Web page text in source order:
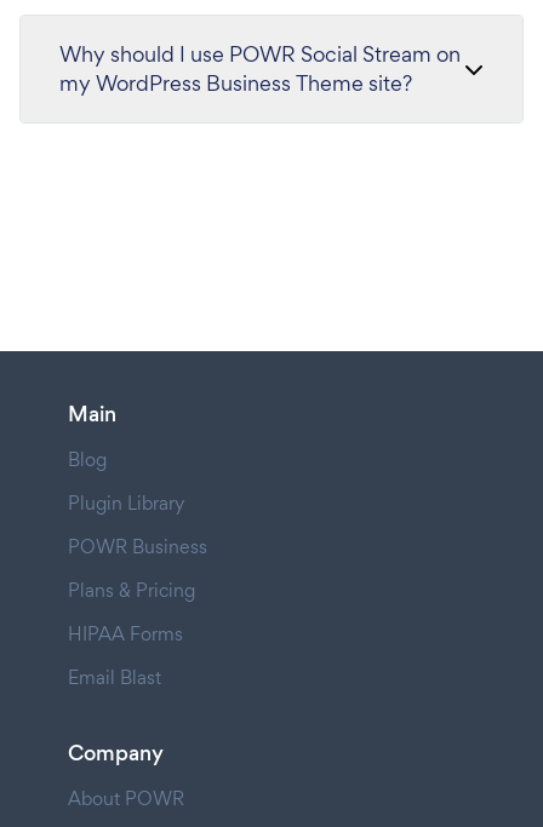
Why should I use POWR Social Stream on
my WordPress Business Theme site?
Main
Blog
Plugin Library
POWR Business
Plans & Pricing
HIPAA Forms
Email Blast
Company
About POWR